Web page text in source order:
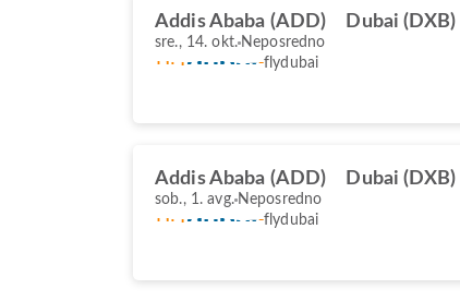
Addis Ababa (ADD) Dubai (DXB)
sre., 14. okt. Neposredno
flydubai
Addis Ababa (ADD) Dubai (DXB)
sob., 1. avg. Neposredno
flydubai